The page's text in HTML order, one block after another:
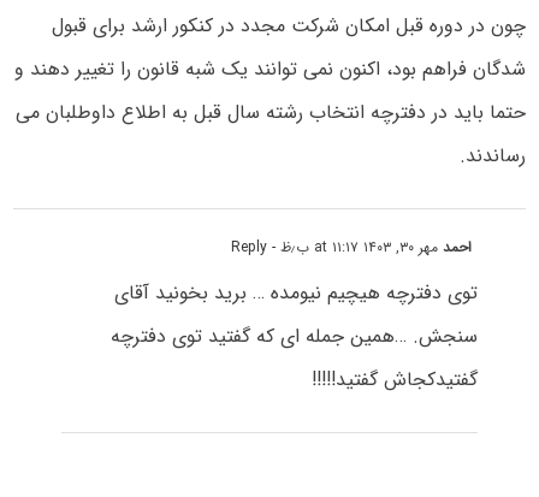
چون در دوره قبل امکان شرکت مجدد در کنکور ارشد برای قبول
شدگان فراهم بود، اکنون نمی توانند یک شبه قانون را تغییر دهند و
حتما باید در دفترچه انتخاب رشته سال قبل به اطلاع داوطلبان می
رساندند.
احمدمهر ۳۰, ۱۴۰۳ at ۱۱:۱۷ ب٫ظ - Reply
توی دفترچه هیچیم نیومده … برید بخونید آقای
سنجش. …همین جمله ای که گفتید توی دفترچه
گفتیدکجاش گفتید!!!!!